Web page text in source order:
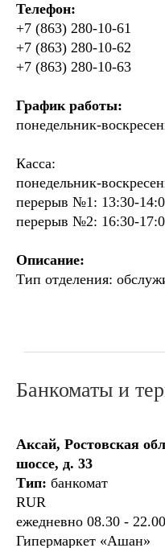
Телефон:
+7 (863) 280-10-61
+7 (863) 280-10-62
+7 (863) 280-10-63
График работы:
понедельник-
Касса:
понедельник-
перерыв №1: 13:30-
перерыв №2: 16:30-
Описание:
Тип отделения:
Банкоматы и
Аксай, Ростовская
шоссе, д. 33
Тип: банкомат
RUR
ежедневно 08.30 - 22.00
Гипермаркет «Ашан»